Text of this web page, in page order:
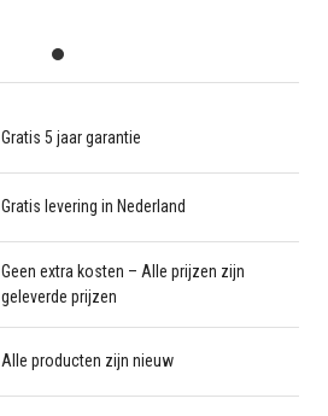
Gratis 5 jaar garantie
Gratis levering in Nederland
Geen extra kosten – Alle prijzen zijn
geleverde prijzen
Alle producten zijn nieuw